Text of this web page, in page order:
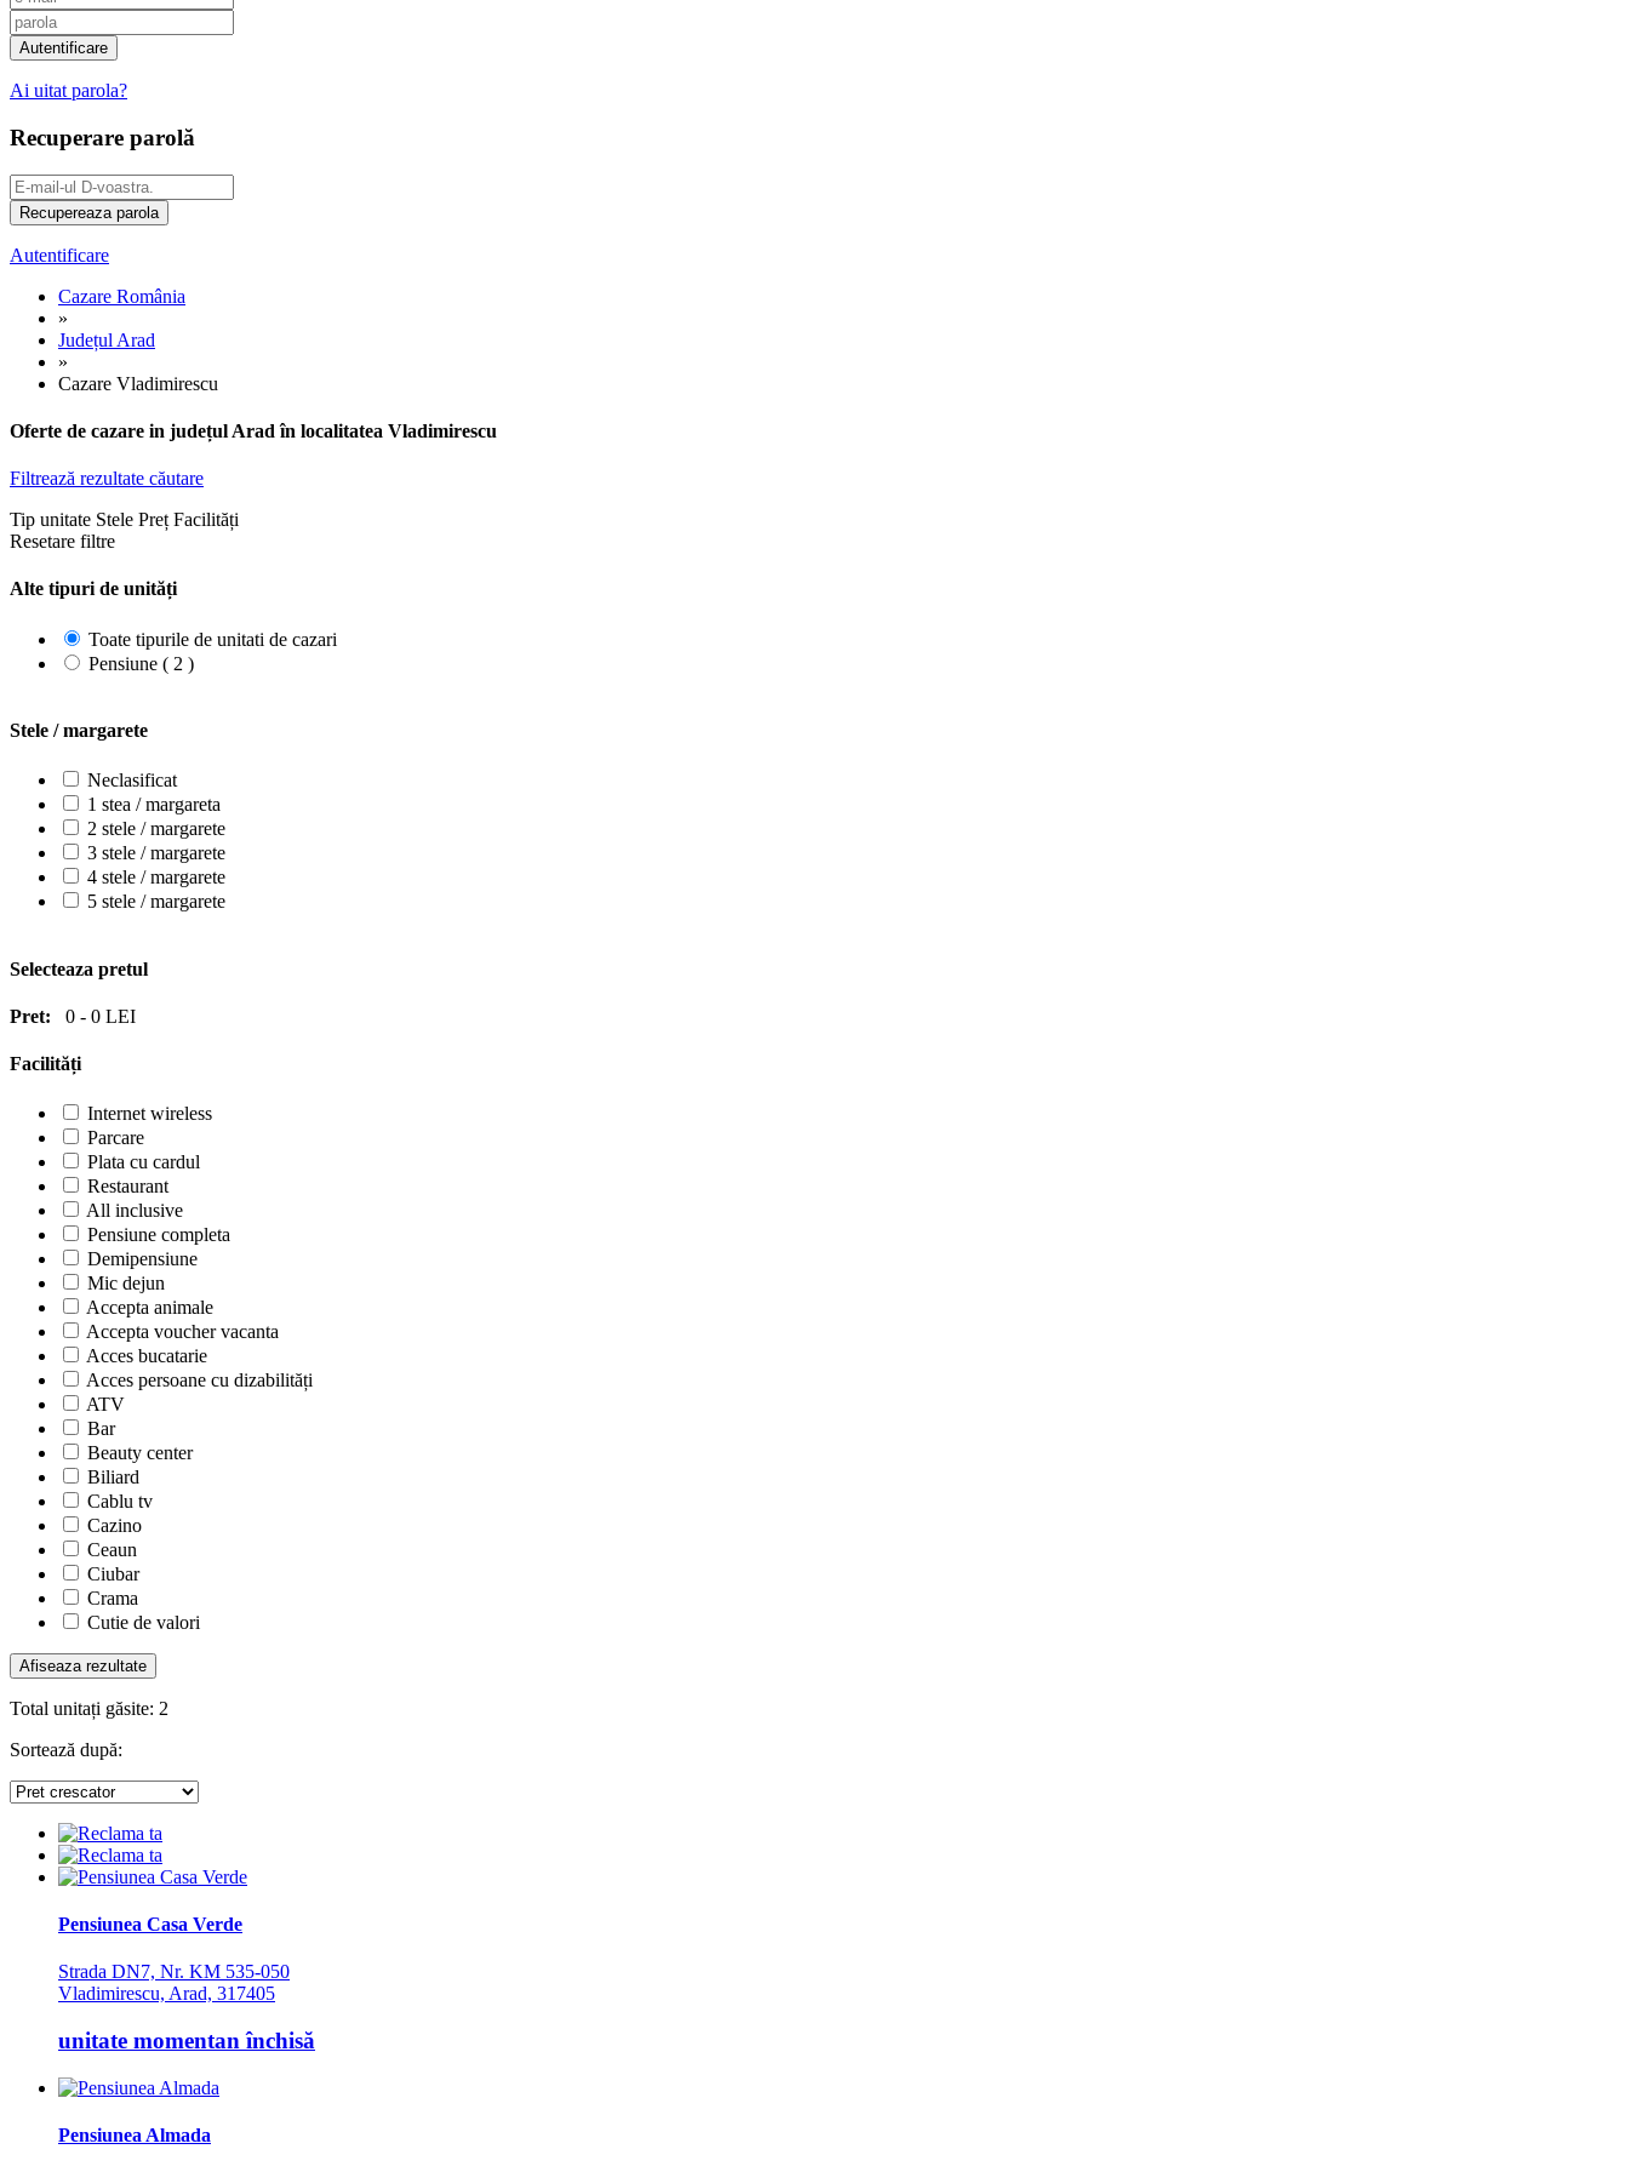
Ai uitat parola?
Recuperare parolă
Autentificare
Cazare România
»
Județul Arad
»
Cazare Vladimirescu
Oferte de cazare in județul Arad în localitatea Vladimirescu
Filtrează rezultate căutare
Tip unitate Stele Preț Facilități
Resetare filtre
Alte tipuri de unități
Toate tipurile de unitati de cazari
Pensiune ( 2 )
Stele / margarete
Neclasificat
1 stea / margareta
2 stele / margarete
3 stele / margarete
4 stele / margarete
5 stele / margarete
Selecteaza pretul
Pret: 0 - 0 LEI
Facilități
Internet wireless
Parcare
Plata cu cardul
Restaurant
All inclusive
Pensiune completa
Demipensiune
Mic dejun
Accepta animale
Accepta voucher vacanta
Acces bucatarie
Acces persoane cu dizabilități
ATV
Bar
Beauty center
Biliard
Cablu tv
Cazino
Ceaun
Ciubar
Crama
Cutie de valori
Echitatie
Ferma proprie
Foisor in curte
Gradina / curte
Inchirieri biciclete
Jacuzzi
Lac
Livada
Living
Loc de joaca
Masaj
Partie SKI
Pescuit
Piscina
Total unitați găsite: 2
Sortează după:
Pensiunea Casa Verde
Strada DN7, Nr. KM 535-050
Vladimirescu, Arad, 317405
unitate momentan închisă
Pensiunea Almada